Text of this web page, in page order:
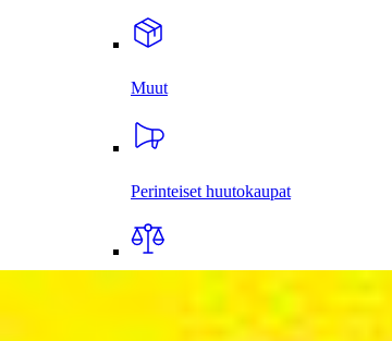
Muut
Perinteiset huutokaupat